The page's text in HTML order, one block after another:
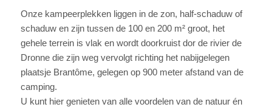
Onze kampeerplekken liggen in de zon, half-schaduw of
schaduw en zijn tussen de 100 en 200 m² groot, het
gehele terrein is vlak en wordt doorkruist dor de rivier de
Dronne die zijn weg vervolgt richting het nabijgelegen
plaatsje Brantôme, gelegen op 900 meter afstand van de
camping.
U kunt hier genieten van alle voordelen van de natuur én